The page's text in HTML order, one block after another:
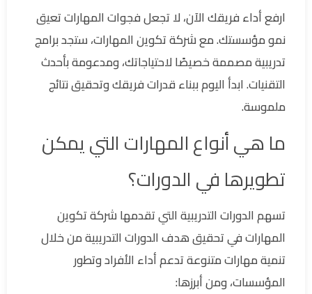
ارفع أداء فريقك الآن، لا تجعل فجوات المهارات تعيق
نمو مؤسستك. مع شركة تكوين المهارات، ستجد برامج
تدريبية مصممة خصيصًا لاحتياجاتك، ومدعومة بأحدث
التقنيات. ابدأ اليوم ببناء قدرات فريقك وتحقيق نتائج
ملموسة.
ما هي أنواع المهارات التي يمكن
تطويرها في الدورات؟
تسهم الدورات التدريبية التي تقدمها شركة تكوين
المهارات في تحقيق هدف الدورات التدريبية من خلال
تنمية مهارات متنوعة تدعم أداء الأفراد وتطور
المؤسسات، ومن أبرزها: